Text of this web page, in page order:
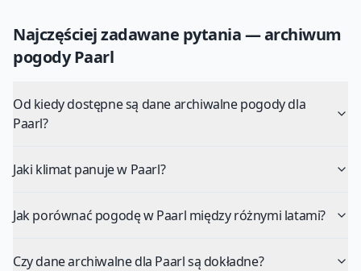
Najczęściej zadawane pytania — archiwum
pogodyPaarl
Od kiedy dostępne są dane archiwalne pogody dla
Paarl?
Jaki klimat panuje w Paarl?
Jak porównać pogodę w Paarl między różnymi latami?
Czy dane archiwalne dla Paarl są dokładne?